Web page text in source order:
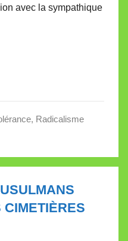
avec la sympathique
, Radicalisme